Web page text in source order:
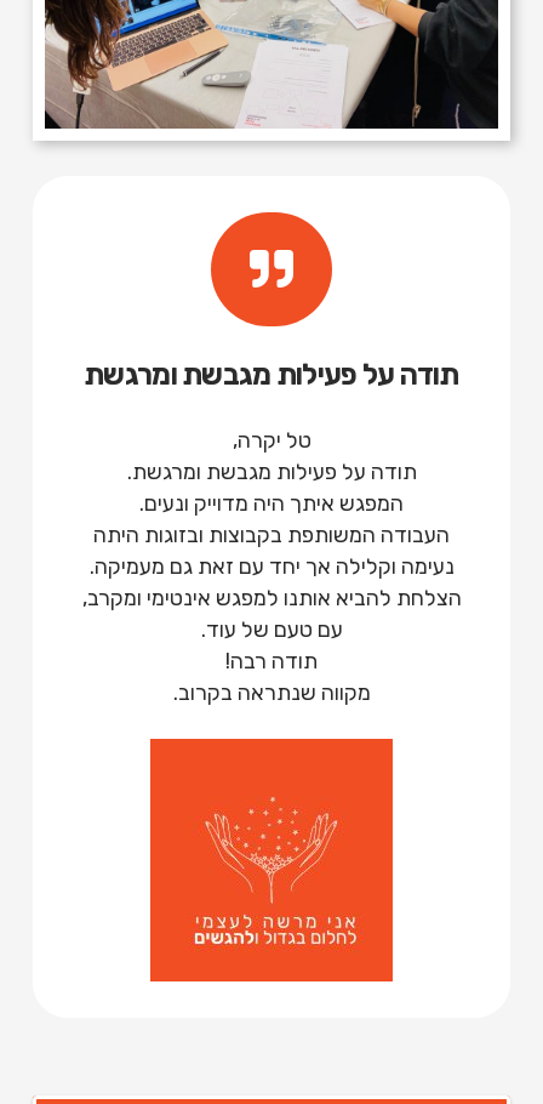
תודה על פעילות מגבשת ומרגשת
טל יקרה,
תודה על פעילות מגבשת ומרגשת.
המפגש איתך היה מדוייק ונעים.
העבודה המשותפת בקבוצות ובזוגות היתה
נעימה וקלילה אך יחד עם זאת גם מעמיקה.
הצלחת להביא אותנו למפגש אינטימי ומקרב,
עם טעם של עוד.
תודה רבה!
מקווה שנתראה בקרוב.